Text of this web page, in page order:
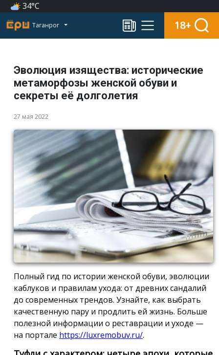
34°C
Таганрог 18+
Эволюция изящества: исторические
метаморфозы женской обуви и
секреты её долголетия
27 мая 2022
Полный гид по истории женской обуви, эволюции
каблуков и правилам ухода: от древних сандалий
до современных трендов. Узнайте, как выбрать
качественную пару и продлить ей жизнь. Больше
полезной информации о реставрации и уходе —
на портале https://luxremobuv.ru/.